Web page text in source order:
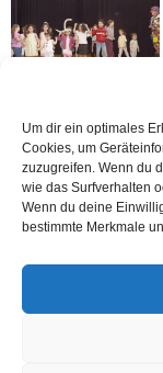
Um dir ein optimales
Cookies, um
zuzugreifen. Wenn du
wie das Surfverhalten
Wenn du deine
bestimmte Merkmale
Festivali yapıldı
Wiedenbrück’e açtı